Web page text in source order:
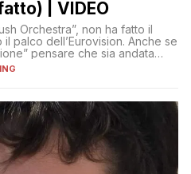
| VIDEO
Orchestra”, non ha fatto il
palco dell’Eurovision. Anche se
pensare che sia andata